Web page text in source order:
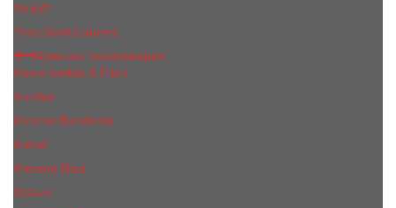
Xerjoff
Yves Saint Laurent
Мужская парфюмерия
Abercrombie & Fitch
Annifen
Antonio Banderas
Armaf
Armand Basi
Azzaro